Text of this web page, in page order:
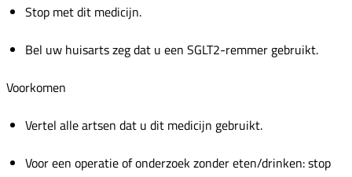
Stop met dit medicijn.
Bel uw huisarts zeg dat u een SGLT2-remmer gebruikt.
Voorkomen
Vertel alle artsen dat u dit medicijn gebruikt.
Voor een operatie of onderzoek zonder eten/drinken: stop